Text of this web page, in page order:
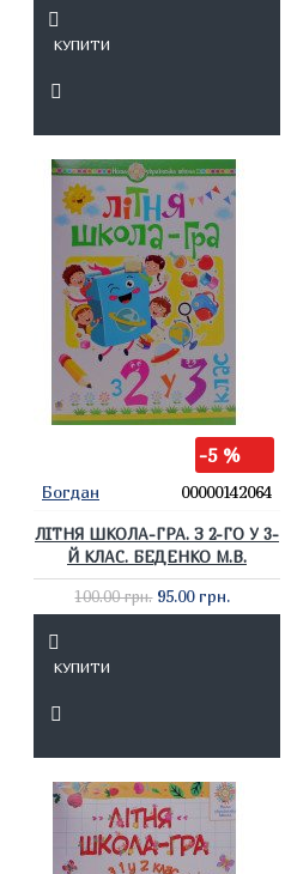
КУПИТИ
-5 %
Богдан 00000142064
ЛІТНЯ ШКОЛА-ГРА. З 2-ГО У 3-
Й КЛАС. БЕДЕНКО М.В.
100.00 грн. 95.00 грн.
КУПИТИ